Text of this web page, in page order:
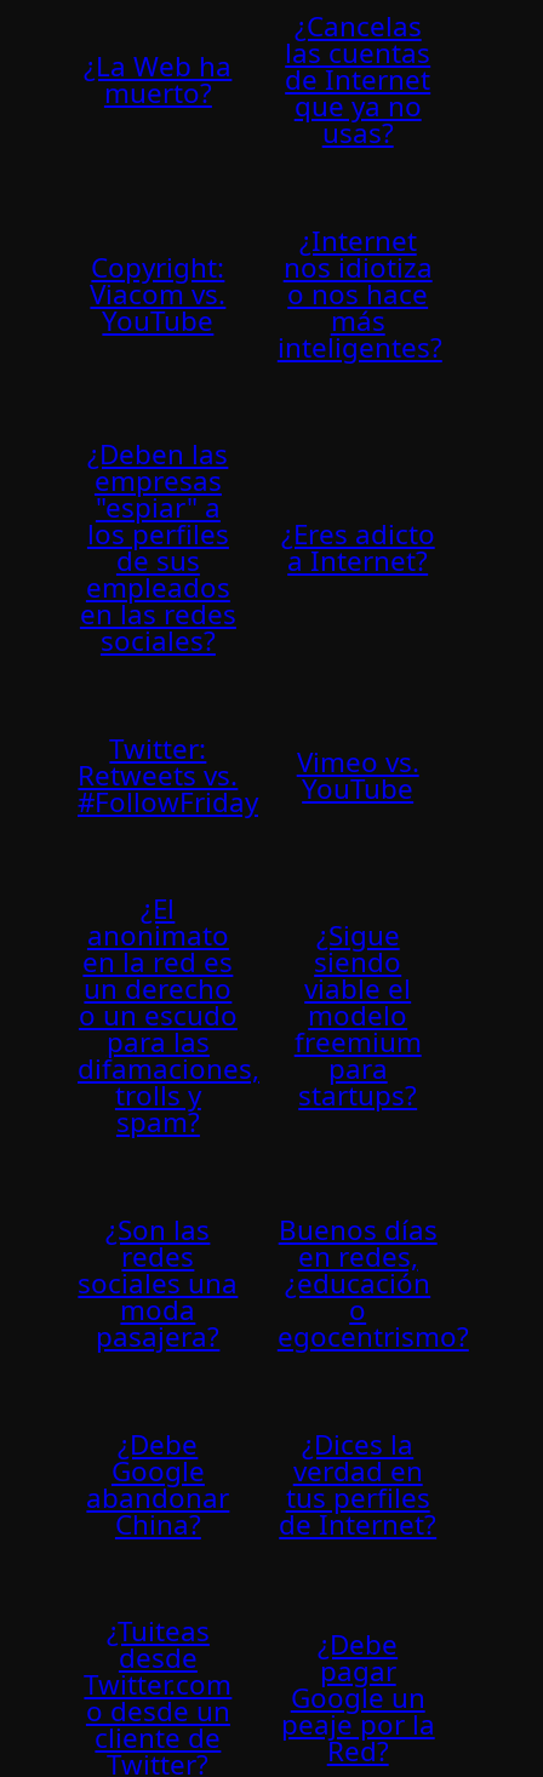
¿La Web ha
muerto?
¿Cancelas
las cuentas
de Internet
que ya no
usas?
Copyright:
Viacom vs.
YouTube
¿Internet
nos idiotiza
o nos hace
más
inteligentes?
¿Deben las
empresas
"espiar" a
los perfiles
de sus
empleados
en las redes
sociales?
¿Eres adicto
a Internet?
Twitter:
Retweets vs.
#FollowFriday
Vimeo vs.
YouTube
¿El
anonimato
en la red es
un derecho
o un escudo
para las
difamaciones,
trolls y
spam?
¿Sigue
siendo
viable el
modelo
freemium
para
startups?
¿Son las
redes
sociales una
moda
pasajera?
Buenos días
en redes,
¿educación
o
egocentrismo?
¿Debe
Google
abandonar
China?
¿Dices la
verdad en
tus perfiles
de Internet?
¿Tuiteas
desde
Twitter.com
o desde un
cliente de
Twitter?
¿Debe
pagar
Google un
peaje por la
Red?